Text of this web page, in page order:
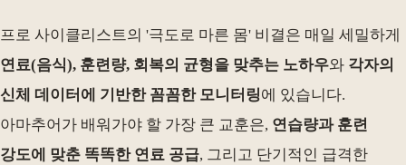
프로 사이클리스트의 '극도로 마른 몸' 비결은 매일 세밀하게
연료(음식), 훈련량, 회복의 균형을 맞추는 노하우와 각자의
신체 데이터에 기반한 꼼꼼한 모니터링에 있습니다.
아마추어가 배워가야 할 가장 큰 교훈은, 연습량과 훈련
강도에 맞춘 똑똑한 연료 공급, 그리고 단기적인 급격한